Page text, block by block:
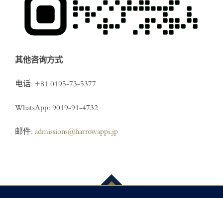
其他咨询方式
电话: +81 0195-73-5377
WhatsApp: 9019-91-4732
邮件: admissions@harrowappi.jp